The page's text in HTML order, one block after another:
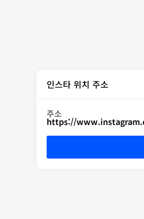
인스타 위치 주소
주소
https://